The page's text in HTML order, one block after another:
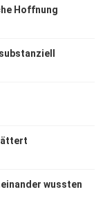
Hoffnung
wussten